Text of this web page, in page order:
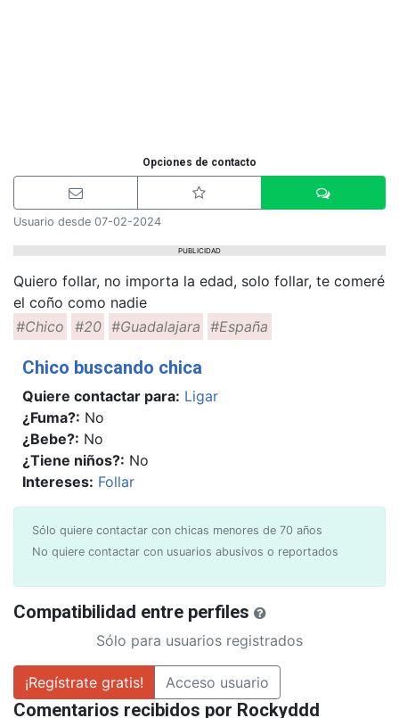
Opciones de contacto
Usuario desde 07-02-2024
PUBLICIDAD
Quiero follar, no importa la edad, solo follar, te comeré
el coño como nadie
#Chico
#20 #Guadalajara #España
Chico buscando chica
Quiere contactar para: Ligar
¿Fuma?: No
¿Bebe?: No
¿Tiene niños?: No
Intereses: Follar
Sólo quiere contactar con chicas menores de 70 años
No quiere contactar con usuarios abusivos o reportados
Compatibilidad entre perfiles
Sólo para usuarios registrados
¡Regístrate gratis! Acceso usuario
Comentarios recibidos por Rockyddd